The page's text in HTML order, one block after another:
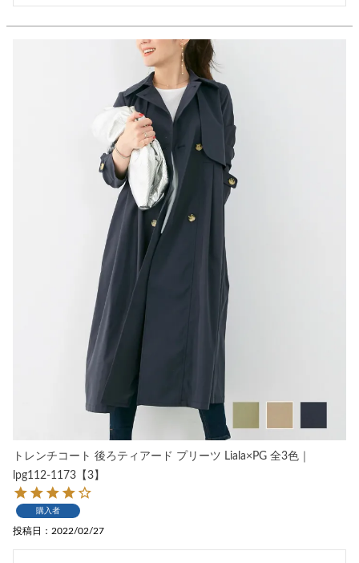
トレンチコート 後ろティアード プリーツ Liala×PG 全3色｜
lpg112-1173【3】
購入者
投稿日 2022/02/27